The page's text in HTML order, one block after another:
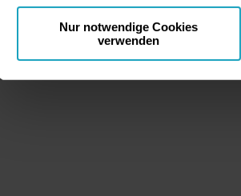
Nur notwendige Cookies
verwenden